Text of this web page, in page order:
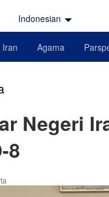
Indonesian
Iran Agama
Negeri
8